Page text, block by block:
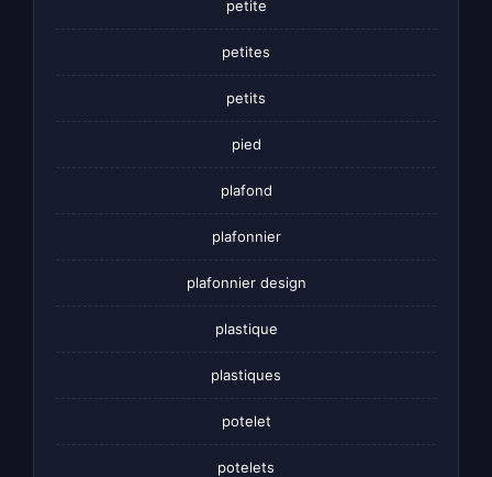
petite
petites
petits
pied
plafond
plafonnier
plafonnier design
plastique
plastiques
potelet
potelets